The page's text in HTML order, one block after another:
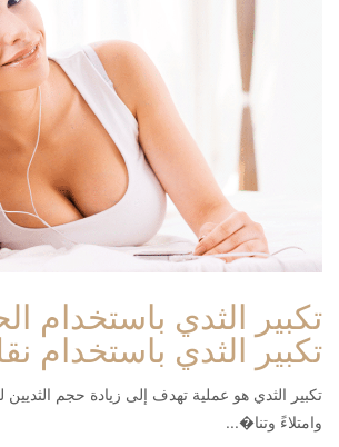
تكبير الثدي باستخدام
تكبير الثدي باستخدام
تكبير الثدي هو عملية تهدف إلى زيادة حجم الثديين
وامتلاءً وتنا�...